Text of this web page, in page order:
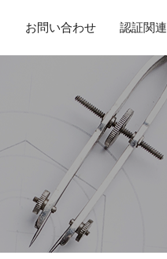
お問い合わせ 認証関連